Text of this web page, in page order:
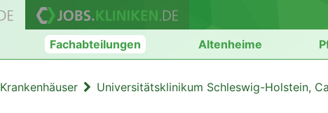
Fachabteilungen Altenheime
Krankenhäuser Universitätsklinikum Schleswig-Holstein,